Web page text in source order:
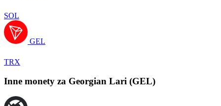
SOL
GEL
TRX
Inne monety za Georgian Lari (GEL)